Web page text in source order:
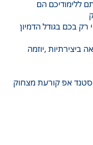
ללימודיכם הם
בכם בגודל הדמיון
ביצירתיות ,יוזמה
אפ קורעת מצחוק